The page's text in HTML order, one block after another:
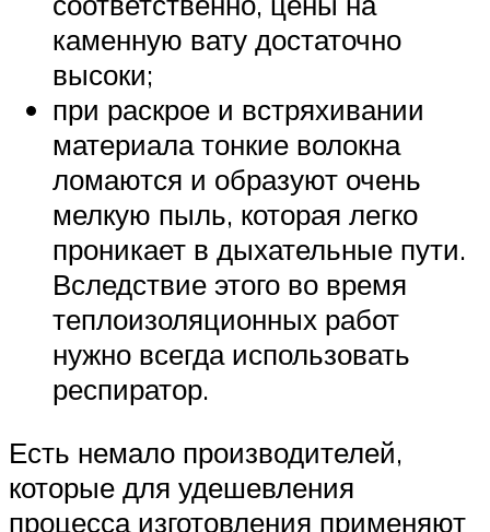
каменную вату достаточно
высоки;
при раскрое и встряхивании
материала тонкие волокна
ломаются и образуют очень
мелкую пыль, которая легко
проникает в дыхательные пути.
Вследствие этого во время
теплоизоляционных работ
нужно всегда использовать
респиратор.
Есть немало производителей,
которые для удешевления
процесса изготовления применяют